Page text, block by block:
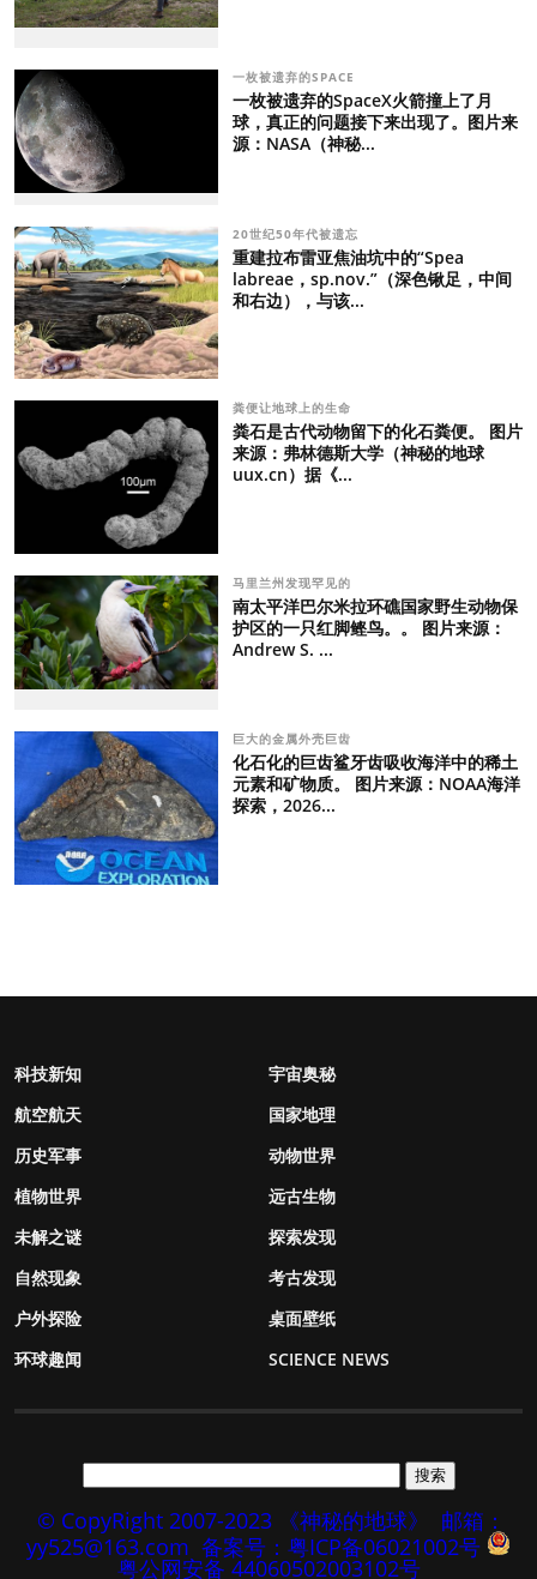
一枚被遗弃的SPACE
一枚被遗弃的SpaceX火箭撞上了月
球，真正的问题接下来出现了。图片来
源：NASA（神秘...
20世纪50年代被遗忘
重建拉布雷亚焦油坑中的“Spea
labreae，sp.nov.”（深色锹足，中间
和右边），与该...
粪便让地球上的生命
粪石是古代动物留下的化石粪便。 图片
来源：弗林德斯大学（神秘的地球
uux.cn）据《...
马里兰州发现罕见的
南太平洋巴尔米拉环礁国家野生动物保
护区的一只红脚鲣鸟。。 图片来源：
Andrew S. ...
巨大的金属外壳巨齿
化石化的巨齿鲨牙齿吸收海洋中的稀土
元素和矿物质。 图片来源：NOAA海洋
探索，2026...
科技新知
宇宙奥秘
航空航天
国家地理
历史军事
动物世界
植物世界
远古生物
未解之谜
探索发现
自然现象
考古发现
户外探险
桌面壁纸
环球趣闻
SCIENCE NEWS
© CopyRight 2007-2023 《神秘的地球》
邮箱：
yy525@163.com 备案号：粤ICP备06021002号
粤公网安备 44060502003102号